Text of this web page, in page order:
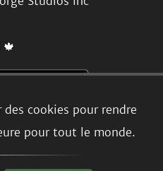
cookies pour rendre
pour tout le monde.